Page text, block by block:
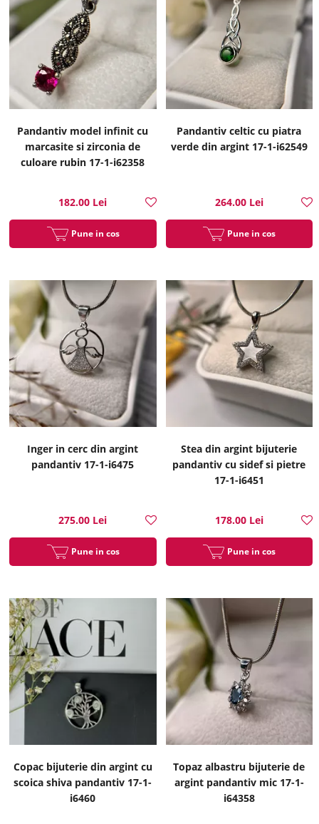
Pandantiv model infinit cu
marcasite si zirconia de
culoare rubin 17-1-i62358
182.00 Lei
Pune in cos
Pandantiv celtic cu piatra
verde din argint 17-1-i62549
264.00 Lei
Pune in cos
Inger in cerc din argint
pandantiv 17-1-i6475
275.00 Lei
Pune in cos
Stea din argint bijuterie
pandantiv cu sidef si pietre
17-1-i6451
178.00 Lei
Pune in cos
Copac bijuterie din argint cu
scoica shiva pandantiv 17-1-
i6460
Topaz albastru bijuterie de
argint pandantiv mic 17-1-
i64358